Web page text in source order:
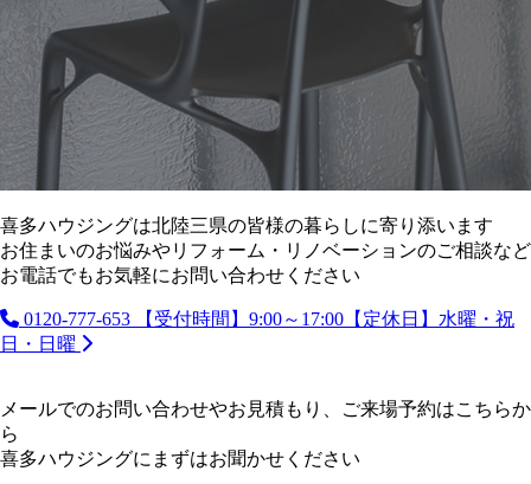
喜多ハウジングは北陸三県の皆様の暮らしに寄り添います
お住まいのお悩みやリフォーム・リノベーションのご相談など
お電話でもお気軽にお問い合わせください
0120-777-653
【受付時間】9:00～17:00【定休日】水曜・祝
日・日曜
メールでのお問い合わせやお見積もり、ご来場予約はこちらか
ら
喜多ハウジングにまずはお聞かせください